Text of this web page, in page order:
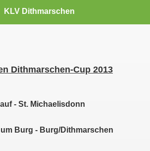
KLV Dithmarschen
Dithmarschen-Cup 2013
- St. Michaelisdonn
Burg - Burg/Dithmarschen